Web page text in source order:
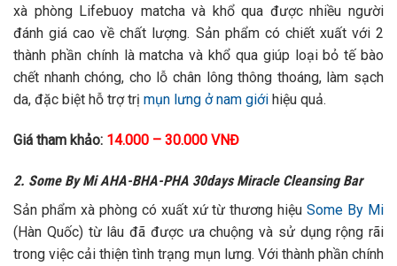
xà phòng Lifebuoy matcha và khổ qua được nhiều người
đánh giá cao về chất lượng. Sản phẩm có chiết xuất với 2
thành phần chính là matcha và khổ qua giúp loại bỏ tế bào
chết nhanh chóng, cho lỗ chân lông thông thoáng, làm sạch
da, đặc biệt hỗ trợ trị mụn lưng ở nam giới hiệu quả.
Giá tham khảo: 14.000 – 30.000 VNĐ
2. Some By Mi AHA-BHA-PHA 30days Miracle Cleansing Bar
Sản phẩm xà phòng có xuất xứ từ thương hiệuSome By Mi
(Hàn Quốc) từ lâu đã được ưa chuộng và sử dụng rộng rãi
trong việc cải thiện tình trạng mụn lưng. Với thành phần chính